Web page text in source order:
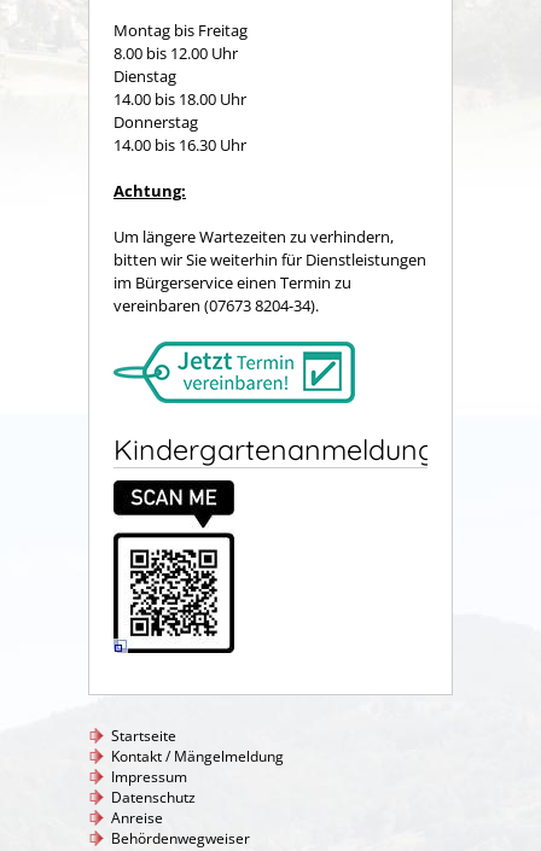
Montag bis Freitag
8.00 bis 12.00 Uhr
Dienstag
14.00 bis 18.00 Uhr
Donnerstag
14.00 bis 16.30 Uhr
Achtung:
Um längere Wartezeiten zu verhindern,
bitten wir Sie weiterhin für Dienstleistungen
im Bürgerservice einen Termin zu
vereinbaren (07673 8204-34).
Kindergartenanmeldung
Startseite
Kontakt / Mängelmeldung
Impressum
Datenschutz
Anreise
Behördenwegweiser